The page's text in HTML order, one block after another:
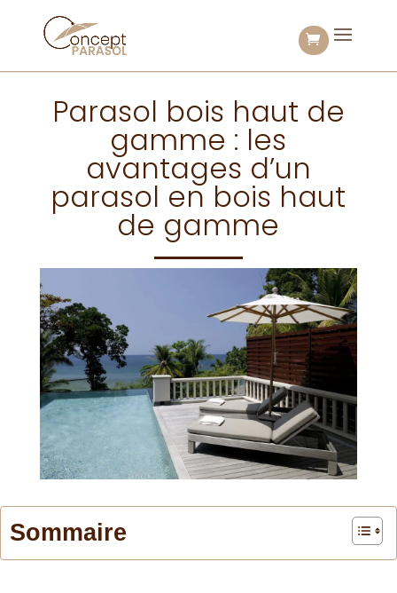
Parasol bois haut de
gamme : les
avantages d’un
parasol en bois haut
de gamme
Sommaire